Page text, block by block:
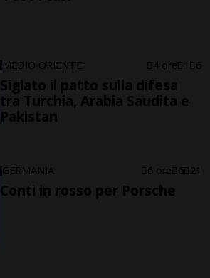
MEDIO ORIENTE 4 ore 1 6
Siglato il patto sulla difesa
tra Turchia, Arabia Saudita e
Pakistan
GERMANIA 6 ore 6 21
Conti in rosso per Porsche